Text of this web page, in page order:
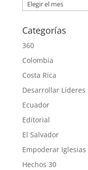
Archivos
Categorías
360
Colombia
Costa Rica
Desarrollar Líderes
Ecuador
Editorial
El Salvador
Empoderar Iglesias
Hechos 30